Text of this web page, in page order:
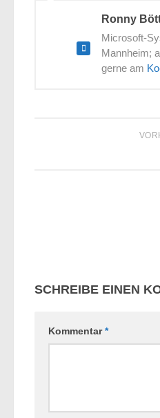
Ronny
Microsoft-
Mannheim;
gerne am
SCHREIBE EINEN
Kommentar*